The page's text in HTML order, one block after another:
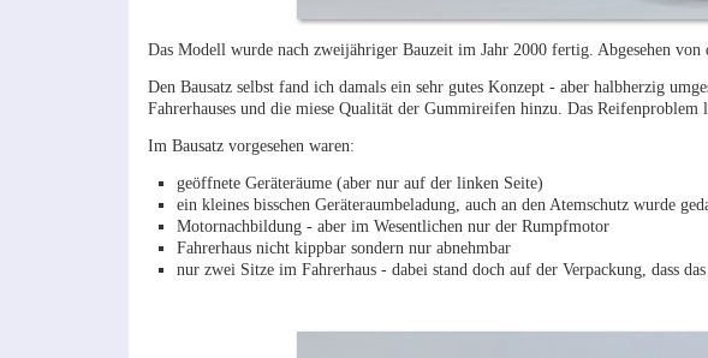
Das Modell wurde nach zweijähriger Bauzeit im Jahr 2000 fertig. Abgesehen
Den Bausatz selbst fand ich damals ein sehr gutes Konzept - aber halbherzig
Fahrerhauses und die miese Qualität der Gummireifen hinzu. Das Reifenproblem
Im Bausatz vorgesehen waren:
geöffnete Geräteräume (aber nur auf der linken Seite)
ein kleines bisschen Geräteraumbeladung, auch an den Atemschutz wurde
Motornachbildung - aber im Wesentlichen nur der Rumpfmotor
Fahrerhaus nicht kippbar sondern nur abnehmbar
nur zwei Sitze im Fahrerhaus - dabei stand doch auf der Verpackung, dass